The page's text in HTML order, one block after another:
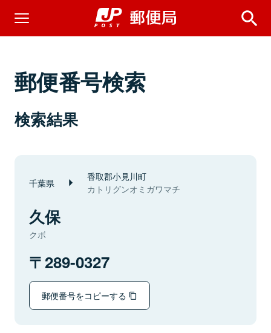
郵便番号検索
検索結果
千葉県 香取郡小見川町
カトリグンオミガワマチ
久保
クボ
289-0327
郵便番号をコピーする